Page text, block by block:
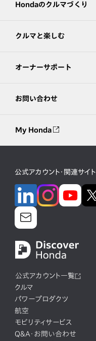
Hondaのクルマづくり
クルマと楽しむ
オーナーサポート
お問い合わせ
My Honda
公式アカウント・関連サイト
公式アカウント一覧
クルマ
パワープロダクツ
航空
モビリティサービス
Q&A・お問い合わせ